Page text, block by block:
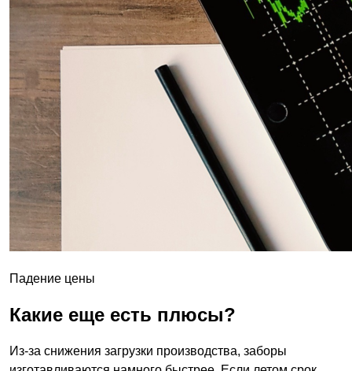
Падение цены
Какие еще есть плюсы?
Из-за снижения загрузки производства, заборы